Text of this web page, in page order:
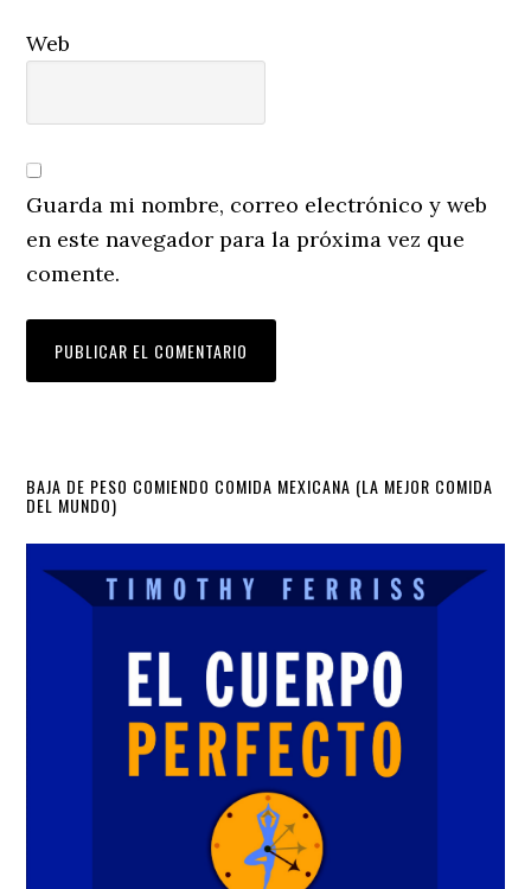
Web
Guarda mi nombre, correo electrónico y web
en este navegador para la próxima vez que
comente.
Primary
Sidebar
BAJA DE PESO COMIENDO COMIDA MEXICANA (LA MEJOR COMIDA
DEL MUNDO)